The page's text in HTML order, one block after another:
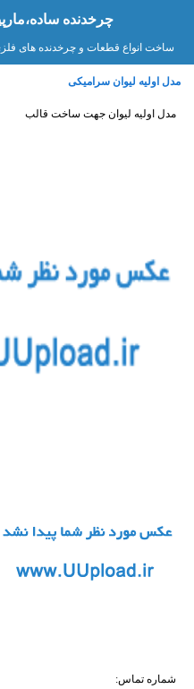
چرخدنده
ساخت انواع قطعات و چرخدنده های فلزی و
مدل اولیه لیوان سرامیکی
مدل اولیه لیوان جهت ساخت قالب
شماره تماس: